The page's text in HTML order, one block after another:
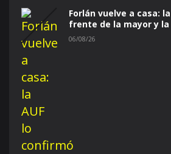
Forlán vuelve a casa:
frente de la mayor y la
06/08/26